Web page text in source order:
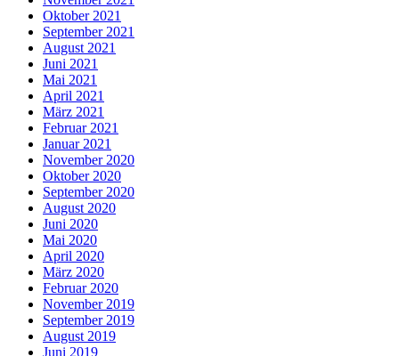
Oktober 2021
September 2021
August 2021
Juni 2021
Mai 2021
April 2021
März 2021
Februar 2021
Januar 2021
November 2020
Oktober 2020
September 2020
August 2020
Juni 2020
Mai 2020
April 2020
März 2020
Februar 2020
November 2019
September 2019
August 2019
Juni 2019